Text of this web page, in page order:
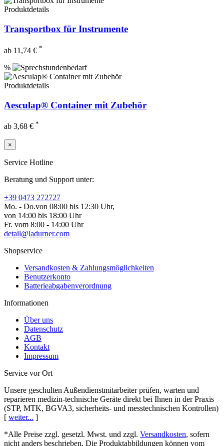
Produktdetails
Transportbox für Instrumente
ab 11,74 € *
%
Produktdetails
Aesculap® Container mit Zubehör
ab 3,68 € *
×
Service Hotline
Beratung und Support unter:
+39 0473 272727
Mo. - Do.von 08:00 bis 12:30 Uhr,
von 14:00 bis 18:00 Uhr
Fr. vom 8:00 - 14:00 Uhr
detail@ladurner.com
Shopservice
Versandkosten & Zahlungsmöglichkeiten
Benutzerkonto
Batterieabgaben­verordnung
Informationen
Über uns
Datenschutz
AGB
Kontakt
Impressum
Service vor Ort
Unsere geschulten Außendienst­mitarbeiter prüfen, warten und
reparieren medizin-technische Geräte direkt bei Ihnen in der Praxis
(STP, MTK, BGVA3, sicherheits- und messtechnischen Kontrollen)
[ weiter... ]
*Alle Preise zzgl. gesetzl. Mwst. und zzgl. Versandkosten, sofern
nicht anders beschrieben. Die Produktabbildungen können vom